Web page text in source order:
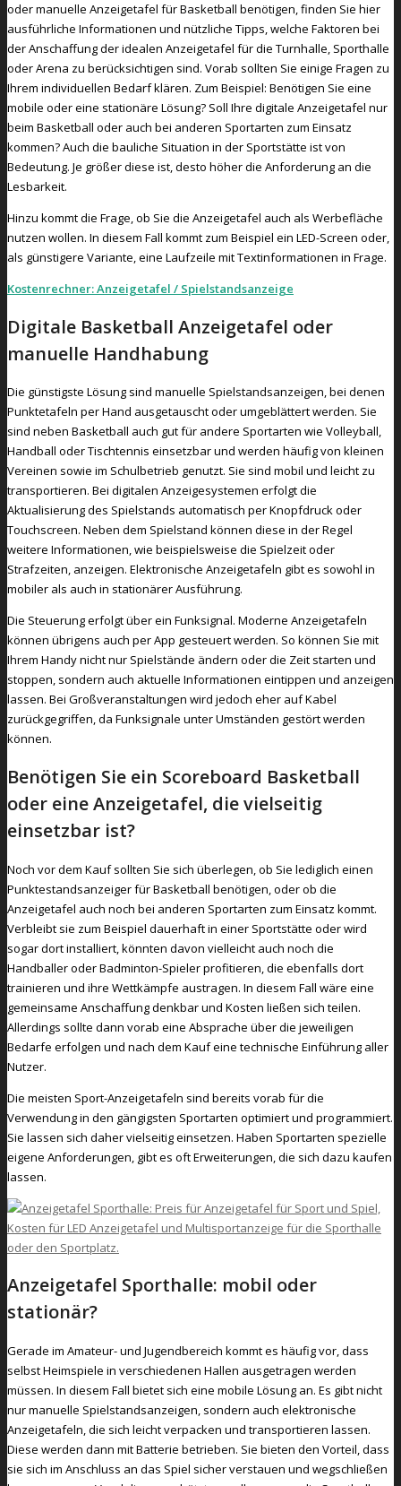
oder manuelle Anzeigetafel für Basketball benötigen, finden Sie hier
ausführliche Informationen und nützliche Tipps, welche Faktoren bei
der Anschaffung der idealen Anzeigetafel für die Turnhalle, Sporthalle
oder Arena zu berücksichtigen sind. Vorab sollten Sie einige Fragen zu
Ihrem individuellen Bedarf klären. Zum Beispiel: Benötigen Sie eine
mobile oder eine stationäre Lösung? Soll Ihre digitale Anzeigetafel nur
beim Basketball oder auch bei anderen Sportarten zum Einsatz
kommen? Auch die bauliche Situation in der Sportstätte ist von
Bedeutung. Je größer diese ist, desto höher die Anforderung an die
Lesbarkeit.
Hinzu kommt die Frage, ob Sie die Anzeigetafel auch als Werbefläche
nutzen wollen. In diesem Fall kommt zum Beispiel ein LED-Screen oder,
als günstigere Variante, eine Laufzeile mit Textinformationen in Frage.
Kostenrechner: Anzeigetafel / Spielstandsanzeige
Digitale Basketball Anzeigetafel oder
manuelle Handhabung
Die günstigste Lösung sind manuelle Spielstandsanzeigen, bei denen
Punktetafeln per Hand ausgetauscht oder umgeblättert werden. Sie
sind neben Basketball auch gut für andere Sportarten wie Volleyball,
Handball oder Tischtennis einsetzbar und werden häufig von kleinen
Vereinen sowie im Schulbetrieb genutzt. Sie sind mobil und leicht zu
transportieren. Bei digitalen Anzeigesystemen erfolgt die
Aktualisierung des Spielstands automatisch per Knopfdruck oder
Touchscreen. Neben dem Spielstand können diese in der Regel
weitere Informationen, wie beispielsweise die Spielzeit oder
Strafzeiten, anzeigen. Elektronische Anzeigetafeln gibt es sowohl in
mobiler als auch in stationärer Ausführung.
Die Steuerung erfolgt über ein Funksignal. Moderne Anzeigetafeln
können übrigens auch per App gesteuert werden. So können Sie mit
Ihrem Handy nicht nur Spielstände ändern oder die Zeit starten und
stoppen, sondern auch aktuelle Informationen eintippen und anzeigen
lassen. Bei Großveranstaltungen wird jedoch eher auf Kabel
zurückgegriffen, da Funksignale unter Umständen gestört werden
können.
Benötigen Sie ein Scoreboard Basketball
oder eine Anzeigetafel, die vielseitig
einsetzbar ist?
Noch vor dem Kauf sollten Sie sich überlegen, ob Sie lediglich einen
Punktestandsanzeiger für Basketball benötigen, oder ob die
Anzeigetafel auch noch bei anderen Sportarten zum Einsatz kommt.
Verbleibt sie zum Beispiel dauerhaft in einer Sportstätte oder wird
sogar dort installiert, könnten davon vielleicht auch noch die
Handballer oder Badminton-Spieler profitieren, die ebenfalls dort
trainieren und ihre Wettkämpfe austragen. In diesem Fall wäre eine
gemeinsame Anschaffung denkbar und Kosten ließen sich teilen.
Allerdings sollte dann vorab eine Absprache über die jeweiligen
Bedarfe erfolgen und nach dem Kauf eine technische Einführung aller
Nutzer.
Die meisten Sport-Anzeigetafeln sind bereits vorab für die
Verwendung in den gängigsten Sportarten optimiert und programmiert.
Sie lassen sich daher vielseitig einsetzen. Haben Sportarten spezielle
eigene Anforderungen, gibt es oft Erweiterungen, die sich dazu kaufen
lassen.
Anzeigetafel Sporthalle: mobil oder
stationär?
Gerade im Amateur- und Jugendbereich kommt es häufig vor, dass
selbst Heimspiele in verschiedenen Hallen ausgetragen werden
müssen. In diesem Fall bietet sich eine mobile Lösung an. Es gibt nicht
nur manuelle Spielstandsanzeigen, sondern auch elektronische
Anzeigetafeln, die sich leicht verpacken und transportieren lassen.
Diese werden dann mit Batterie betrieben. Sie bieten den Vorteil, dass
sie sich im Anschluss an das Spiel sicher verstauen und wegschließen